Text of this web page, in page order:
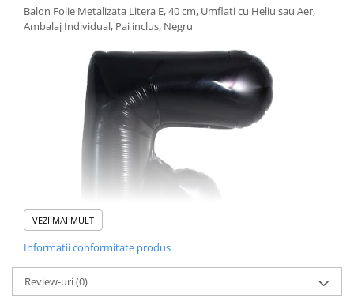
Balon Folie Metalizata Litera E, 40 cm, Umflati cu Heliu sau Aer,
Ambalaj Individual, Pai inclus, Negru
VEZI MAI MULT
Informatii conformitate produs
Review-uri(0)